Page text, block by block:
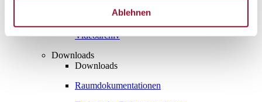
Ablehnen
Videoarchiv
Downloads
Downloads
Raumdokumentationen